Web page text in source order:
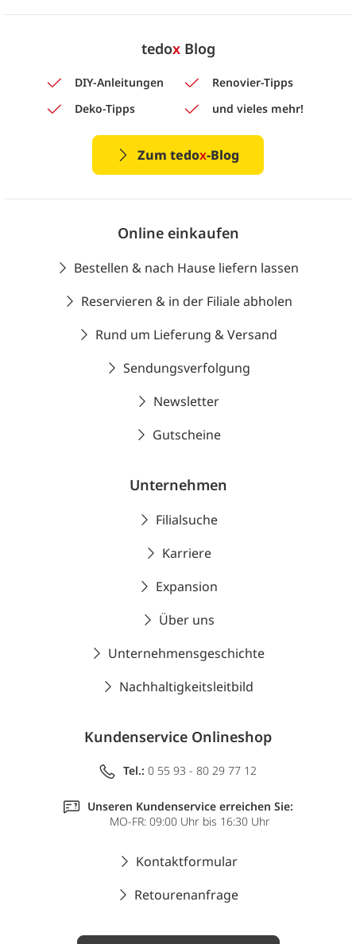
tedoxBlog
DIY-Anleitungen
Renovier-Tipps
Deko-Tipps
und vieles mehr!
Zum tedox-Blog
Online einkaufen
Bestellen & nach Hause liefern lassen
Reservieren & in der Filiale abholen
Rund um Lieferung & Versand
Sendungsverfolgung
Newsletter
Gutscheine
Unternehmen
Filialsuche
Karriere
Expansion
Über uns
Unternehmensgeschichte
Nachhaltigkeitsleitbild
Kundenservice Onlineshop
Tel.: 0 55 93 - 80 29 77 12
Unseren Kundenservice erreichen Sie:
MO-FR: 09:00 Uhr bis 16:30 Uhr
Kontaktformular
Retourenanfrage